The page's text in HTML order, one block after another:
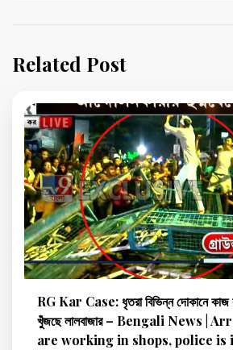
Related Post
RG Kar Case: ধৃতরা বিভিন্ন দোকানে কাজ
খুঁজছে লালবাজার – Bengali News |
are working in shops, police is